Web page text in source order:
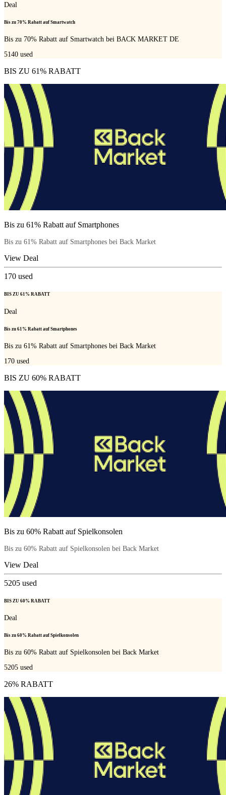
Deal
Bis zu 70% Rabatt auf Smartwatch
Bis zu 70% Rabatt auf Smartwatch bei BACK MARKET DE
5140 used
BIS ZU 61% RABATT
Bis zu 61% Rabatt auf Smartphones
Bis zu 61% Rabatt auf Smartphones bei Back Market
View Deal
170 used
BIS ZU 61% RABATT
Deal
Bis zu 61% Rabatt auf Smartphones
Bis zu 61% Rabatt auf Smartphones bei Back Market
170 used
BIS ZU 60% RABATT
Bis zu 60% Rabatt auf Spielkonsolen
Bis zu 60% Rabatt auf Spielkonsolen bei Back Market
View Deal
5205 used
BIS ZU 60% RABATT
Deal
Bis zu 60% Rabatt auf Spielkonsolen
Bis zu 60% Rabatt auf Spielkonsolen bei Back Market
5205 used
26% RABATT